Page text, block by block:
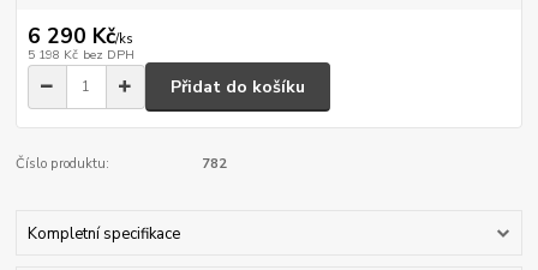
6 290 Kč/ks
5 198 Kč bez DPH
Přidat do košíku
Číslo produktu: 782
Kompletní specifikace